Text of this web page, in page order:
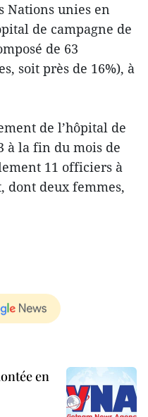
Nations unies en
de campagne de
de 63
soit près de 16%), à
de l’hôpital de
à la fin du mois de
11 officiers à
dont deux femmes,
en